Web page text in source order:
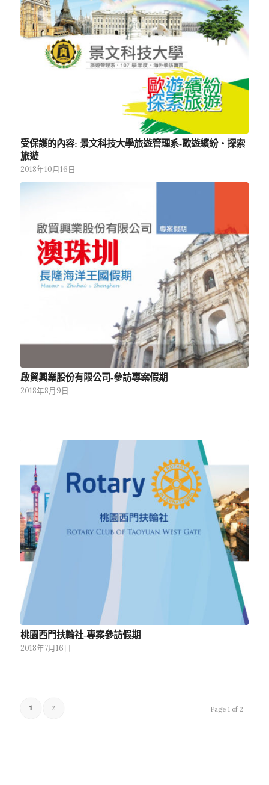
受保護的內容: 景文科技大學旅遊管理系-歐遊繽紛‧探索
旅遊
2018年10月16日
啟貿興業股份有限公司-參訪專案假期
2018年8月9日
桃園西門扶輪社-專案參訪假期
2018年7月16日
Page 1 of 2
1 2